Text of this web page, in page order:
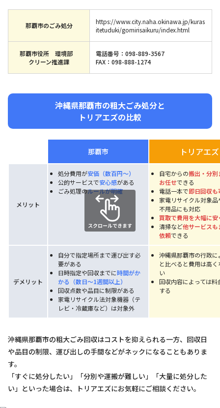
那覇市のごみ処分
https://www.city.naha.okinawa.jp/kuras
itetuduki/gomirisaikuru/index.html
那覇市役所 環境部
クリーン推進課
電話番号：098-889-3567
FAX：098-888-1274
沖縄県那覇市の粗大ごみ処分と
トリアエズの比較
那覇市 トリアエズ
メリット
処分費用が安価（数百円〜）
公的サービスで安心感がある
ごみ処理のルールが明確
自宅からの搬出・分別
お任せできる
電話一本で即日回収も
家電リサイクル対象品
不用品にも対応
買取で費用を大幅に安
清掃など他サービスも
依頼できる
デメリット
自分で指定場所まで運び出す必
要がある
日時指定や回収までに時間がか
かる（数日〜1週間以上）
回収点数や品目に制限がある
家電リサイクル法対象機器（テ
レビ・冷蔵庫など）は対象外
沖縄県那覇市の行政に
と比べると費用は高
い
回収内容によっては料
する
沖縄県那覇市の粗大ごみ回収はコストを抑えられる一方、回収日
や品目の制限、運び出しの手間などがネックになることもありま
す。
「すぐに処分したい」「分別や運搬が難しい」「大量に処分した
い」といった場合は、トリアエズにお気軽にご相談ください。